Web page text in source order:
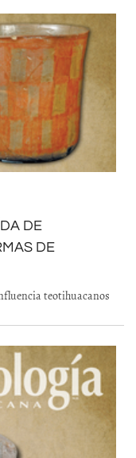
DE
DE
teotihuacanos